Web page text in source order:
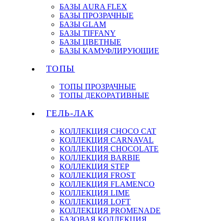
БАЗЫ AURA FLEX
БАЗЫ ПРОЗРАЧНЫЕ
БАЗЫ GLAM
БАЗЫ TIFFANY
БАЗЫ ЦВЕТНЫЕ
БАЗЫ КАМУФЛИРУЮЩИЕ
ТОПЫ
ТОПЫ ПРОЗРАЧНЫЕ
ТОПЫ ДЕКОРАТИВНЫЕ
ГЕЛЬ-ЛАК
КОЛЛЕКЦИЯ CHOCO CAT
КОЛЛЕКЦИЯ CARNAVAL
КОЛЛЕКЦИЯ CHOCOLATE
КОЛЛЕКЦИЯ BARBIE
КОЛЛЕКЦИЯ STEP
КОЛЛЕКЦИЯ FROST
КОЛЛЕКЦИЯ FLAMENCO
КОЛЛЕКЦИЯ LIME
КОЛЛЕКЦИЯ LOFT
КОЛЛЕКЦИЯ PROMENADE
БАЗОВАЯ КОЛЛЕКЦИЯ